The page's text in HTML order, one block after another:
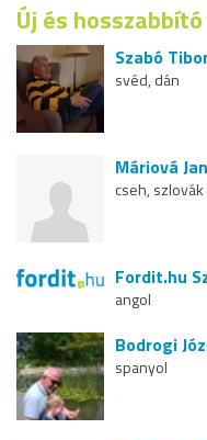
Új és
Szabó
svéd, dán
Máriová
cseh, szlovák
Fordit.hu
angol
Bodrogi
spanyol